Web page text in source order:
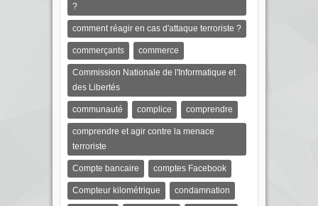
?
comment réagir en cas d'attaque terroriste ?
commerçants commerce
Commission Nationale de l'Informatique et
des Libertés
communauté complice comprendre
comprendre et agir contre la menace
terroriste
Compte bancaire comptes Facebook
Compteur kilométrique condamnation